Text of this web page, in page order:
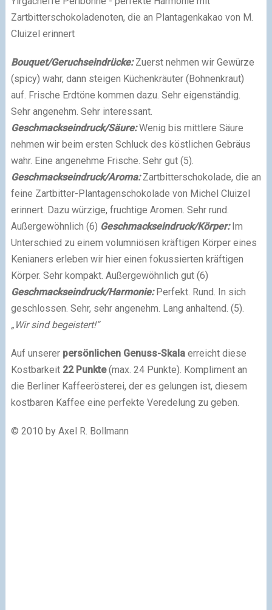
Zartbitterschokoladenoten, die an Plantagenkakao von M.
Cluizel erinnert
Bouquet/Geruchseindrücke:Zuerst nehmen wir Gewürze
(spicy) wahr, dann steigen Küchenkräuter (Bohnenkraut)
auf. Frische Erdtöne kommen dazu. Sehr eigenständig.
Sehr angenehm. Sehr interessant.
Geschmackseindruck/Säure:Wenig bis mittlere Säure
nehmen wir beim ersten Schluck des köstlichen Gebräus
wahr. Eine angenehme Frische. Sehr gut (5).
Geschmackseindruck/Aroma:Zartbitterschokolade, die an
feine Zartbitter-Plantagenschokolade von Michel Cluizel
erinnert. Dazu würzige, fruchtige Aromen. Sehr rund.
Außergewöhnlich (6) Geschmackseindruck/Körper:Im
Unterschied zu einem volumniösen kräftigen Körper eines
Kenianers erleben wir hier einen fokussierten kräftigen
Körper. Sehr kompakt. Außergewöhnlich gut (6)
Geschmackseindruck/Harmonie:Perfekt. Rund. In sich
geschlossen. Sehr, sehr angenehm. Lang anhaltend. (5).
„Wir sind begeistert!“
Auf unserer persönlichen Genuss-Skalaerreicht diese
Kostbarkeit 22 Punkte(max. 24 Punkte). Kompliment an
die Berliner Kaffeerösterei, der es gelungen ist, diesem
kostbaren Kaffee eine perfekte Veredelung zu geben.
© 2010 by Axel R. Bollmann